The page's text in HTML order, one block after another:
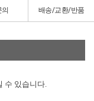
배송/교환/반품
수 있습니다.